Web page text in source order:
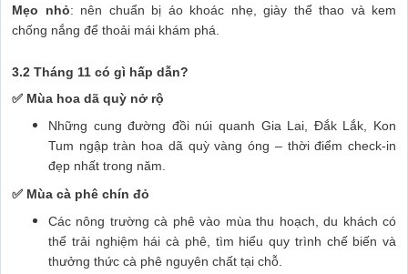
Mẹo nhỏ: nên chuẩn bị áo khoác nhẹ, giày thể thao và kem
chống nắng để thoải mái khám phá.
3.2 Tháng 11 có gì hấp dẫn?
✅ Mùa hoa dã quỳ nở rộ
Những cung đường đồi núi quanh Gia Lai, Đắk Lắk, Kon
Tum ngập tràn hoa dã quỳ vàng óng – thời điểm check-in
đẹp nhất trong năm.
✅ Mùa cà phê chín đỏ
Các nông trường cà phê vào mùa thu hoạch, du khách có
thể trải nghiệm hái cà phê, tìm hiểu quy trình chế biến và
thưởng thức cà phê nguyên chất tại chỗ.